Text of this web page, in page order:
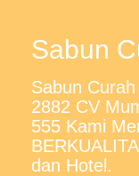
Sabun
Sabun
2882 CV
555 Kami
dan Hotel.